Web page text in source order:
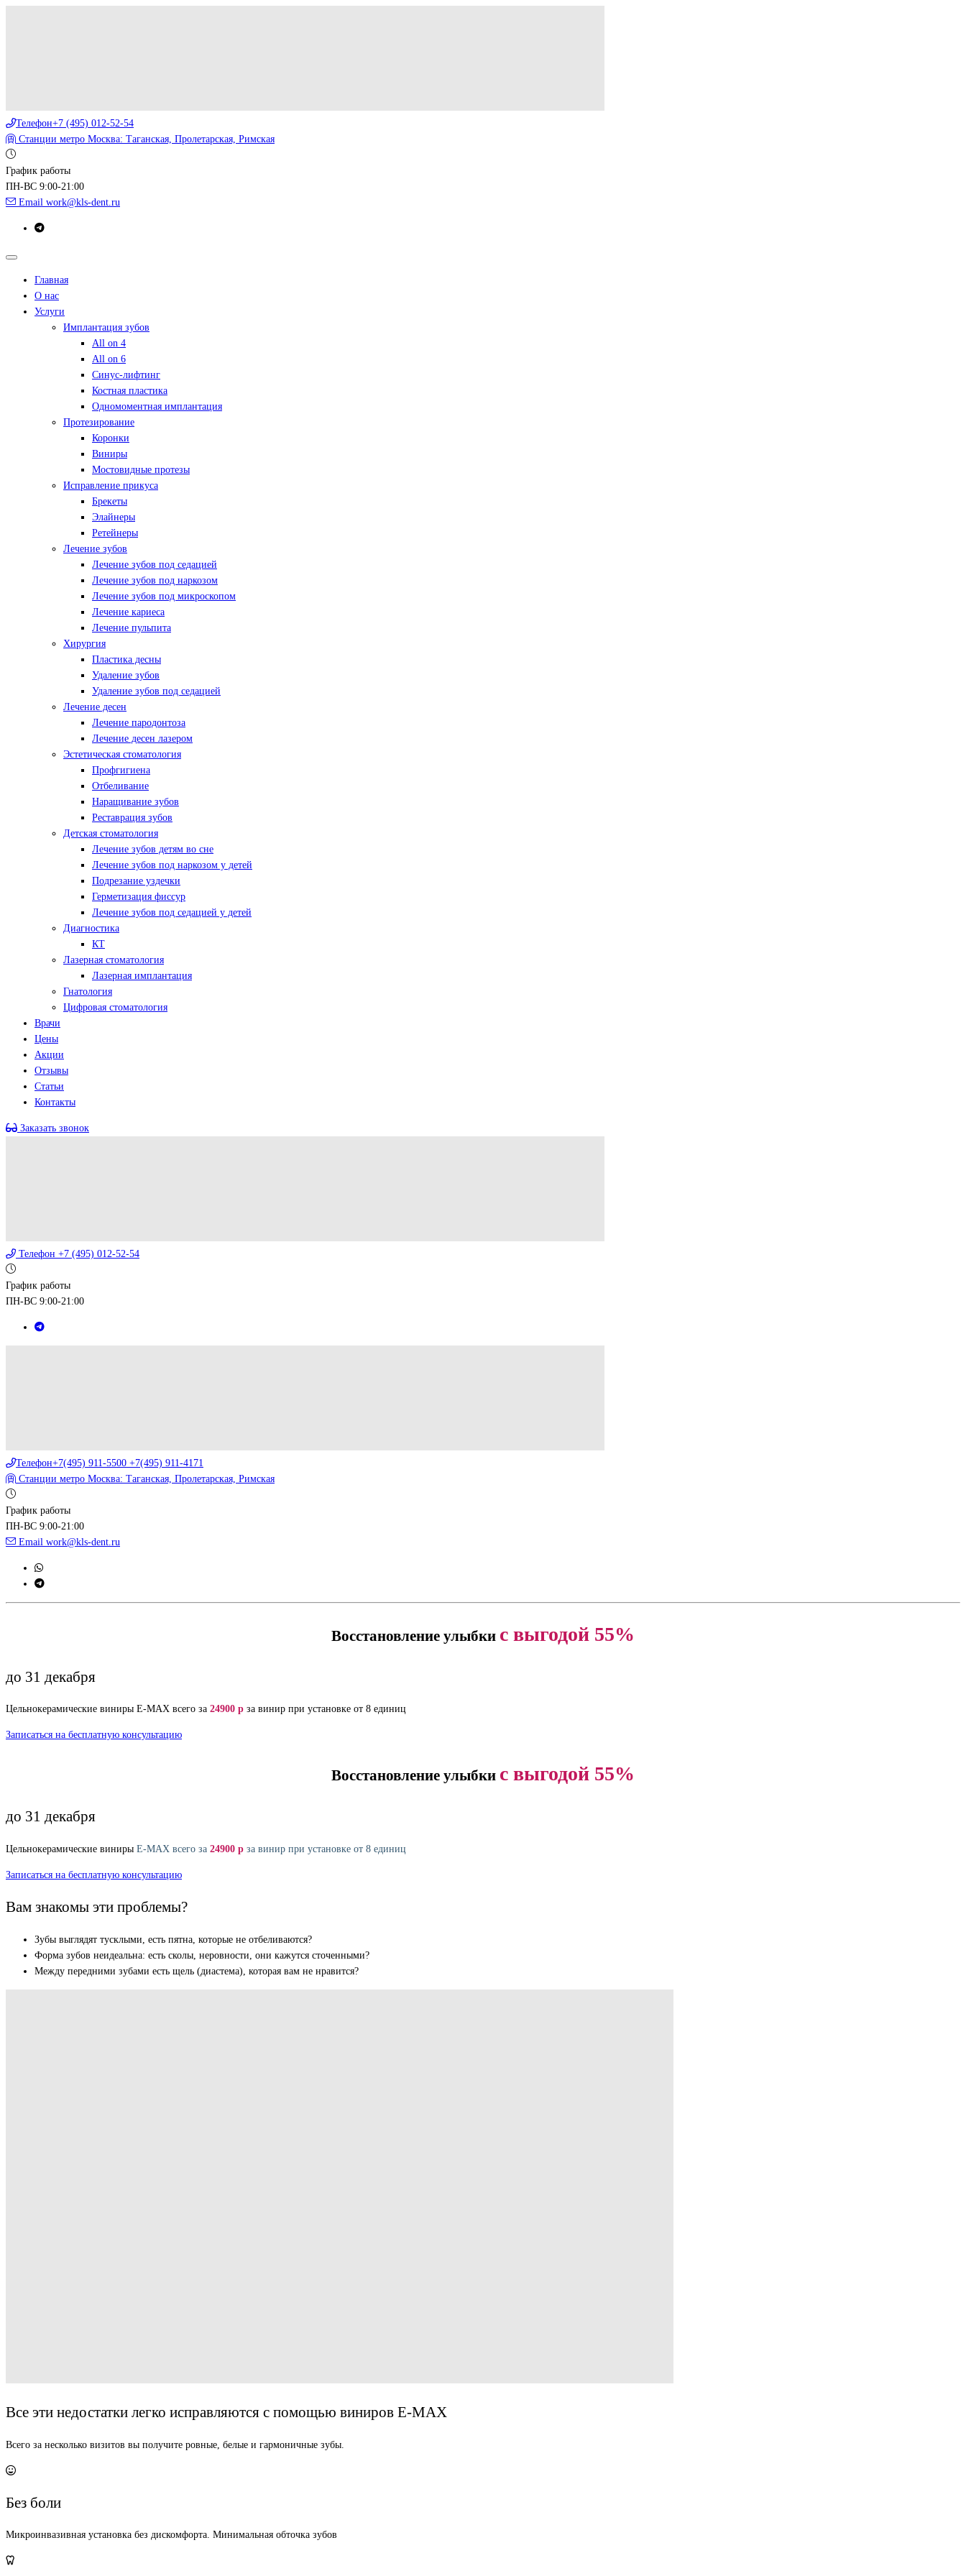
Телефон+7 (495) 012-52-54
Станции метро Москва: Таганская, Пролетарская, Римская
График работы
ПН-ВС 9:00-21:00
Email work@kls-dent.ru
Главная
О нас
Услуги
Имплантация зубов
All on 4
All on 6
Синус-лифтинг
Костная пластика
Одномоментная имплантация
Протезирование
Коронки
Виниры
Мостовидные протезы
Исправление прикуса
Брекеты
Элайнеры
Ретейнеры
Лечение зубов
Лечение зубов под седацией
Лечение зубов под наркозом
Лечение зубов под микроскопом
Лечение кариеса
Лечение пульпита
Хирургия
Пластика десны
Удаление зубов
Удаление зубов под седацией
Лечение десен
Лечение пародонтоза
Лечение десен лазером
Эстетическая стоматология
Профгигиена
Отбеливание
Наращивание зубов
Реставрация зубов
Детская стоматология
Лечение зубов детям во сне
Лечение зубов под наркозом у детей
Подрезание уздечки
Герметизация фиссур
Лечение зубов под седацией у детей
Диагностика
КТ
Лазерная стоматология
Лазерная имплантация
Гнатология
Цифровая стоматология
Врачи
Цены
Акции
Отзывы
Статьи
Контакты
Заказать звонок
Телефон +7 (495) 012-52-54
График работы
ПН-ВС 9:00-21:00
Телефон+7(495) 911-5500 +7(495) 911-4171
Станции метро Москва: Таганская, Пролетарская, Римская
График работы
ПН-ВС 9:00-21:00
Email work@kls-dent.ru
Восстановление улыбки с выгодой 55%
до 31 декабря
Цельнокерамические виниры Е-МАХ всего за 24900 р за винир при установке от 8 единиц
Записаться на бесплатную консультацию
Восстановление улыбки с выгодой 55%
до 31 декабря
Цельнокерамические виниры Е-МАХ всего за 24900 р за винир при установке от 8 единиц
Записаться на бесплатную консультацию
Вам знакомы эти проблемы?
Зубы выглядят тусклыми, есть пятна, которые не отбеливаются?
Форма зубов неидеальна: есть сколы, неровности, они кажутся сточенными?
Между передними зубами есть щель (диастема), которая вам не нравится?
Все эти недостатки легко исправляются с помощью виниров Е-МАХ
Всего за несколько визитов вы получите ровные, белые и гармоничные зубы.
Без боли
Микроинвазивная установка без дискомфорта. Минимальная обточка зубов